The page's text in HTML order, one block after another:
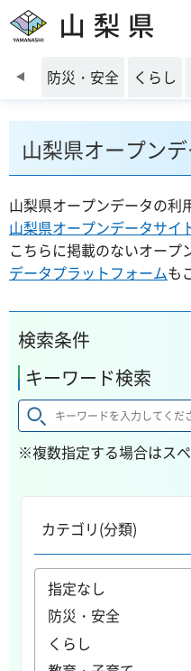
山梨県
前のスライドを表示
防災・安全 くらし
山梨県オープン
山梨県オープンデータの利
山梨県オープンデータサイ
こちらに掲載のないオープ
データプラットフォームも
検索条件
キーワード検索
※複数指定する場合はス
カテゴリ(分類)